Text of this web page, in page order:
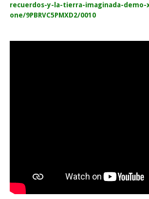
recuerdos-y-la-tierra-imaginada-demo-
one/9PBRVC5PMXD2/0010